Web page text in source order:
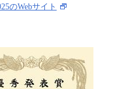
のWebサイト